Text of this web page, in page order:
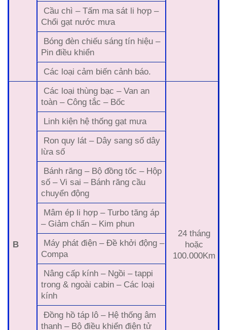
Cầu chì – Tấm ma sát li hợp –
Chổi gạt nước mưa
Bóng đèn chiếu sáng tín hiệu –
Pin điều khiển
Các loại cảm biến cảnh báo.
B
Các loại thùng bạc – Van an
toàn – Công tắc – Bốc
24 tháng
hoặc
100.000Km
Linh kiện hệ thống gạt mưa
Ron quy lát – Dây sang số dây
lừa số
Bánh răng – Bộ đồng tốc – Hộp
số – Vi sai – Bánh răng cầu
chuyển động
Mâm ép li hợp – Turbo tăng áp
– Giảm chấn – Kim phun
Máy phát điện – Đề khởi động –
Compa
Nâng cấp kính – Ngồi – tappi
trong & ngoài cabin – Các loại
kính
Đồng hồ táp lô – Hệ thống âm
thanh – Bộ điều khiển điện tử